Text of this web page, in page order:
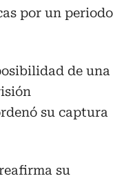
por un periodo
de una
su captura
su